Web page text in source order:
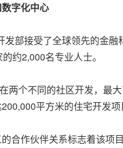
字化中心
发部接受了全球领先的金
约2,000名专业人士。
两个不同的社区开发，最
平方米的住宅开发项
合作伙伴关系标志着该项